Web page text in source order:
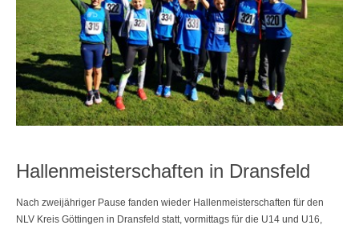
Hallenmeisterschaften in Dransfeld
Nach zweijähriger Pause fanden wieder Hallenmeisterschaften für den
NLV Kreis Göttingen in Dransfeld statt, vormittags für die U14 und U16,